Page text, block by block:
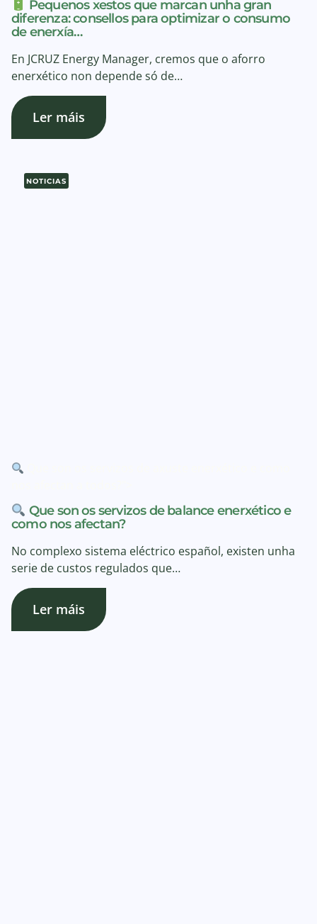
Pequenos xestos que marcan unha gran
diferenza: consellos para optimizar o consumo
de enerxía…
En JCRUZ Energy Manager, cremos que o aforro
enerxético non depende só de…
Ler máis
NOTICIAS
Que son os servizos de balance enerxético e
como nos afectan?
No complexo sistema eléctrico español, existen unha
serie de custos regulados que…
Ler máis